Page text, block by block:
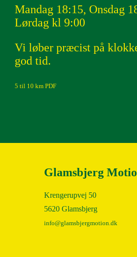
Mandag 18:15, Onsdag
Lørdag kl 9:00
Vi løber præcist på
god tid.
5 til 10 km PDF
Glamsbjerg
Krengerupvej 50
5620 Glamsbjerg
info@glamsbjergmotion.dk